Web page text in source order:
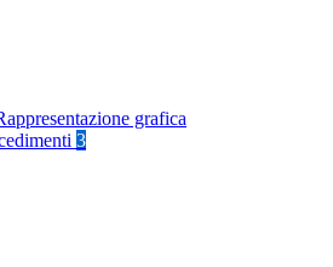
grafica
3